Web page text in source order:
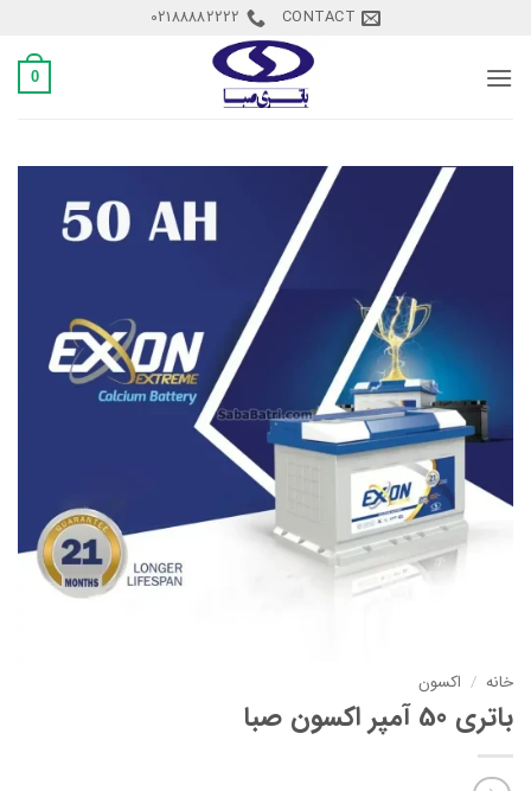
content
CONTACT
02188882222
0
خانه / اکسون
باتری 50 آمپر اکسون صبا